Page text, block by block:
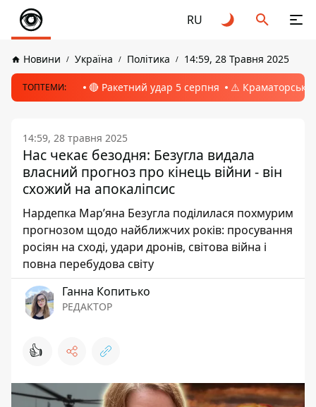
RU
Новини Україна Політика 14:59, 28 Травня 2025
ТОПТЕМИ: 🔴 Ракетний удар 5 серпня ⚠️ Краматорськ,
14:59, 28 травня 2025
Нас чекає безодня: Безугла видала
власний прогноз про кінець війни - він
схожий на апокаліпсис
Нардепка Мар’яна Безугла поділилася похмурим
прогнозом щодо найближчих років: просування
росіян на сході, удари дронів, світова війна і
повна перебудова світу
Ганна Копитько
РЕДАКТОР
👍